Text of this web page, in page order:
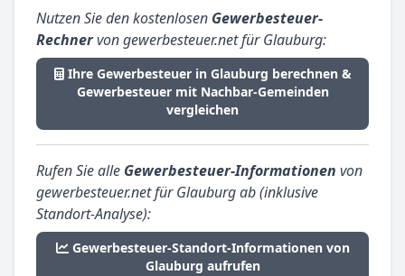
Nutzen Sie den kostenlosen Gewerbesteuer-
Rechnervon gewerbesteuer.net für Glauburg:
Ihre Gewerbesteuer in Glauburg berechnen &
Gewerbesteuer mit Nachbar-Gemeinden
vergleichen
Rufen Sie alle Gewerbesteuer-Informationen von
gewerbesteuer.net für Glauburg ab (inklusive
Standort-Analyse):
Gewerbesteuer-Standort-Informationen von
Glauburg aufrufen